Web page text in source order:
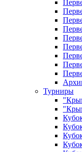
Турниры